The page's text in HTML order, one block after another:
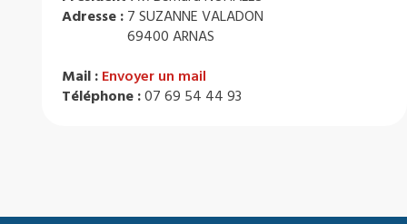
Adresse : 7 SUZANNE VALADON
69400 ARNAS
Mail : Envoyer un mail
Téléphone :07 69 54 44 93